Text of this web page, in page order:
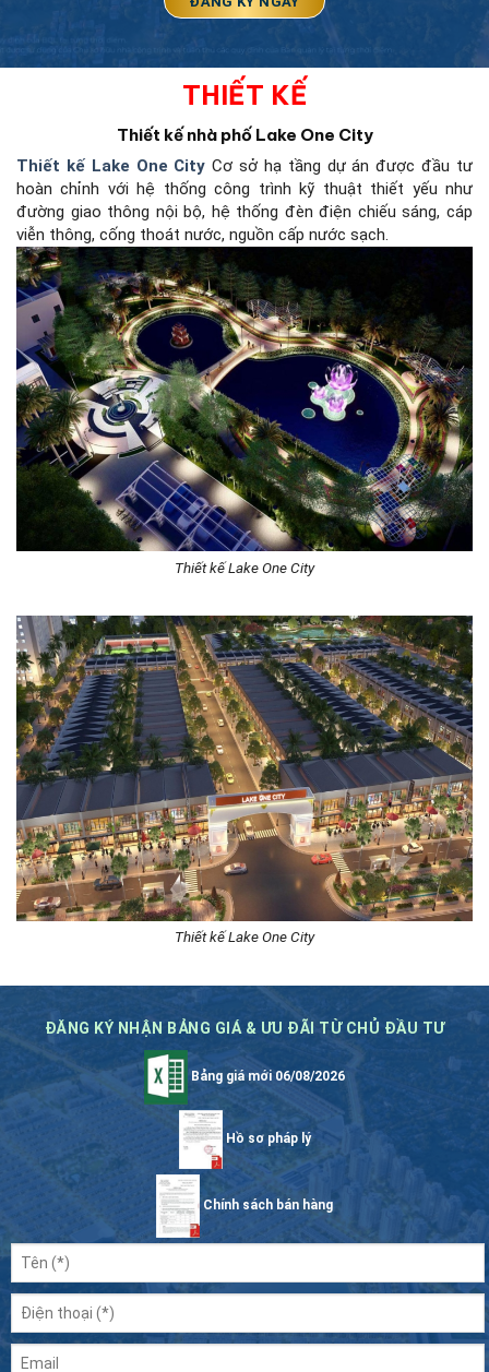
THIẾT KẾ
Thiết kế nhà phố Lake One City
Thiết kế Lake One City Cơ sở hạ tầng dự án được đầu tư
hoàn chỉnh với hệ thống công trình kỹ thuật thiết yếu như
đường giao thông nội bộ, hệ thống đèn điện chiếu sáng, cáp
viễn thông, cống thoát nước, nguồn cấp nước sạch.
Thiết kế Lake One City
Thiết kế Lake One City
ĐĂNG KÝ NHẬN BẢNG GIÁ & ƯU ĐÃI TỪ CHỦ ĐẦU TƯ
Bảng giá mới 06/08/2026
Hồ sơ pháp lý
Chính sách bán hàng